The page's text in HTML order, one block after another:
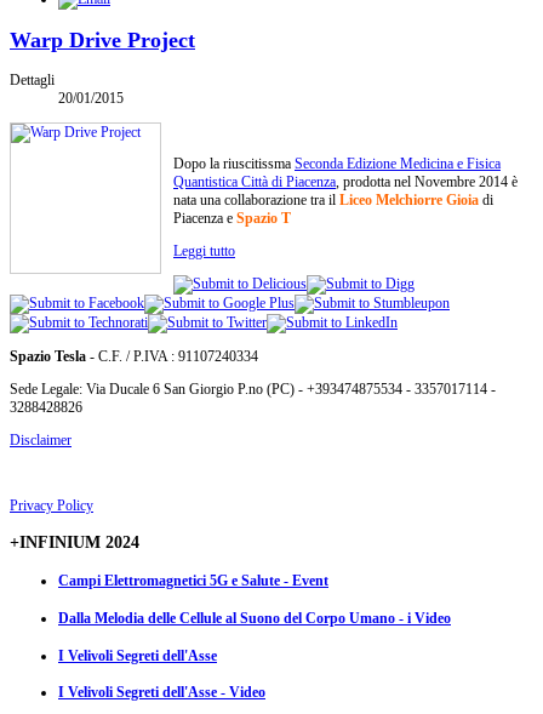
Warp Drive Project
Dettagli
20/01/2015
Dopo la riuscitissma Seconda Edizione Medicina e Fisica
Quantistica Città di Piacenza , prodotta nel Novembre 2014 è
nata una collaborazione tra il Liceo Melchiorre Gioia di
Piacenza e Spazio T
Leggi tutto
Spazio Tesla - C.F. / P.IVA : 91107240334
Sede Legale: Via Ducale 6 San Giorgio P.no (PC) - +393474875534 - 3357017114 -
3288428826
Disclaimer
Privacy Policy
+INFINIUM 2024
Campi Elettromagnetici 5G e Salute - Event
Dalla Melodia delle Cellule al Suono del Corpo Umano - i Video
I Velivoli Segreti dell'Asse
I Velivoli Segreti dell'Asse - Video